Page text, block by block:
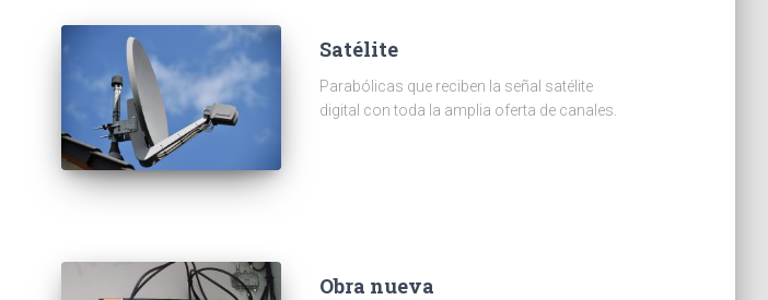
Satélite
Parabólicas que reciben la señal satélite
digital con toda la amplia oferta de canales.
Obra nueva